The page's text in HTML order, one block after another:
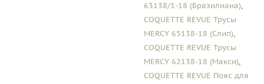
63138/1-18 (Бразилиана),
COQUETTE REVUE Трусы
MERCY 65138-18 (Слип),
COQUETTE REVUE Трусы
MERCY 62138-18 (Макси),
COQUETTE REVUE Пояс для